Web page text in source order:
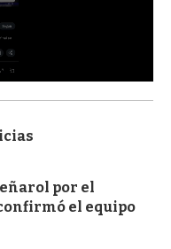
por el
el equipo